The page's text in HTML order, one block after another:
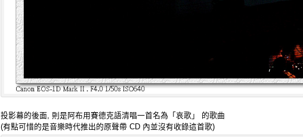
投影幕的後面, 則是阿布用賽德克語清唱一首名為「哀歌」 的歌曲
(有點可惜的是音樂時代推出的原聲帶 CD 內並沒有收錄這首歌)